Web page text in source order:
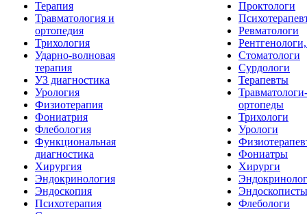
Терапия
Травматология и
ортопедия
Трихология
Ударно-волновая
терапия
УЗ диагностика
Урология
Физиотерапия
Фониатрия
Флебология
Функциональная
диагностика
Хирургия
Эндокринология
Эндоскопия
Психотерапия
Проктологи
Ревматологи
Стоматологи
Сурдологи
Терапевты
Травматологи-
ортопеды
Трихологи
Урологи
Фониатры
Хирурги
Эндоскописты
Флебологи